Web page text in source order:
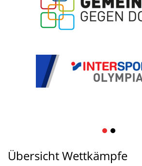
1 2
Übersicht Wettkämpfe